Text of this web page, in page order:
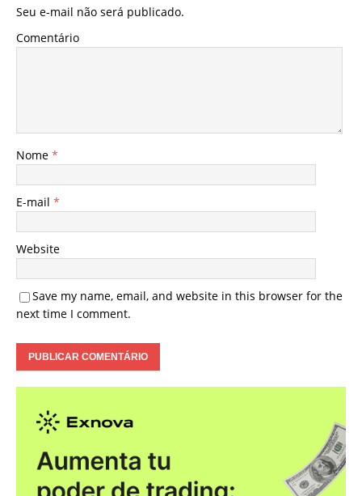
Seu e-mail não será publicado.
Comentário
Nome *
E-mail *
Website
Save my name, email, and website in this browser for the
next time I comment.